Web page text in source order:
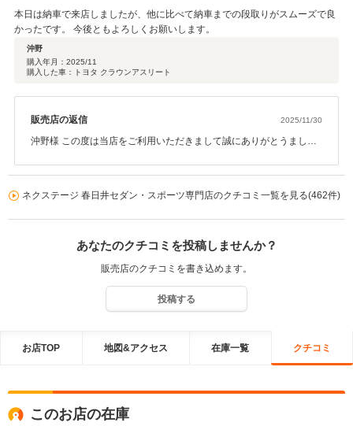
本日は納車で来店しましたが、他に比べて納車までの段取りがスムーズで良
かったです。 今後ともよろしくお願いします。
沖野
購入年月： 2025/11
購入した車：トヨタ クラウンアスリート
販売店の返信 2025/11/30
沖野様 この度は当店をご利用いただきまして誠にありがとうまし
ネクステージ 春日井セダン・スポーツ専門店のクチコミ一覧を見る(462件)
あなたのクチコミを投稿しませんか？
販売店のクチコミを書き込めます。
投稿する
お店TOP 地図&アクセス 在庫一覧 クチコミ
このお店の在庫